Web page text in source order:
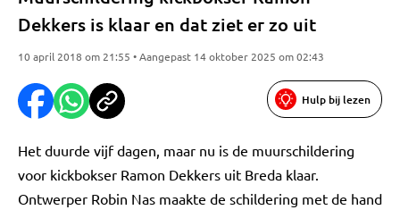
Dekkers is klaar en dat ziet er zo uit
10 april 2018 om 21:55 • Aangepast 14 oktober 2025 om 02:43
Hulp bij lezen
Het duurde vijf dagen, maar nu is de muurschildering
voor kickbokser Ramon Dekkers uit Breda klaar.
Ontwerper Robin Nas maakte de schildering met de hand